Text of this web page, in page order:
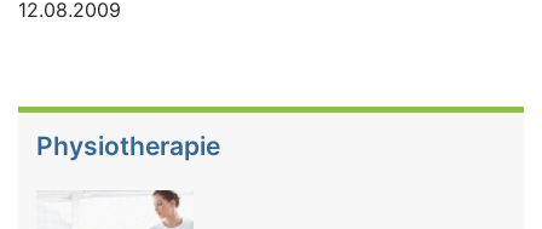
12.08.2009
Physiotherapie